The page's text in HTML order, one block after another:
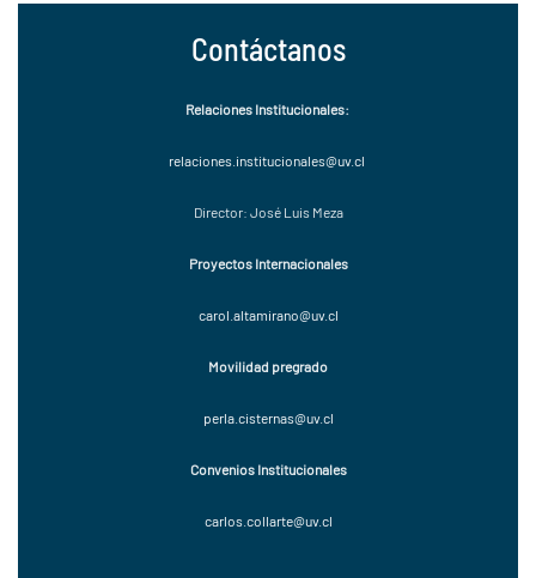
Contáctanos
Relaciones Institucionales:
relaciones.institucionales@uv.cl
Director: José Luis Meza
Proyectos Internacionales
carol.altamirano@uv.cl
Movilidad pregrado
perla.cisternas@uv.cl
Convenios Institucionales
carlos.collarte@uv.cl